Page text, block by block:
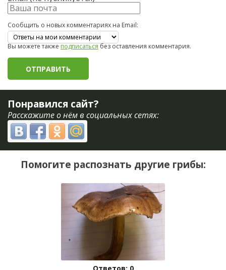
Сообщить о новых комментариях на Email:
Вы можете такжеподписатьсябез оставления комментария.
Понравился сайт?
Расскажите о нём в социальных сетях:
Помогите распознать другие грибы: